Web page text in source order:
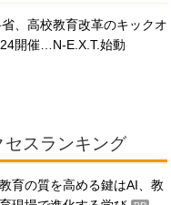
、高校教育改革のキックオ
開催…N-E.X.T.始動
セスランキング
教育の質を高める鍵はAI、教